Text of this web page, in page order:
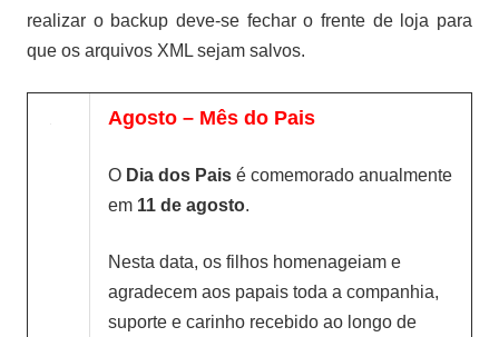
realizar o backup deve-se fechar o frente de loja para
que os arquivos XML sejam salvos.
Agosto – Mês do Pais
ODia dos Paisé
comemoradoanualmente em
Nesta data, os filhos homenageiam e
agradecem aos papais toda a companhia,